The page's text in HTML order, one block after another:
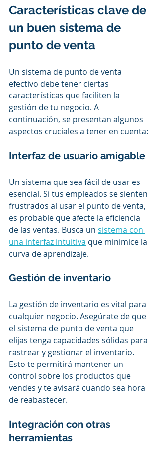
Características clave de
un buen sistema de
punto de venta
Un sistema de punto de venta
efectivo debe tener ciertas
características que faciliten la
gestión de tu negocio. A
continuación, se presentan algunos
aspectos cruciales a tener en cuenta:
Interfaz de usuario amigable
Un sistema que sea fácil de usar es
esencial. Si tus empleados se sienten
frustrados al usar el punto de venta,
es probable que afecte la eficiencia
de las ventas. Busca un sistema con
una interfaz intuitiva que minimice la
curva de aprendizaje.
Gestión de inventario
La gestión de inventario es vital para
cualquier negocio. Asegúrate de que
el sistema de punto de venta que
elijas tenga capacidades sólidas para
rastrear y gestionar el inventario.
Esto te permitirá mantener un
control sobre los productos que
vendes y te avisará cuando sea hora
de reabastecer.
Integración con otras
herramientas